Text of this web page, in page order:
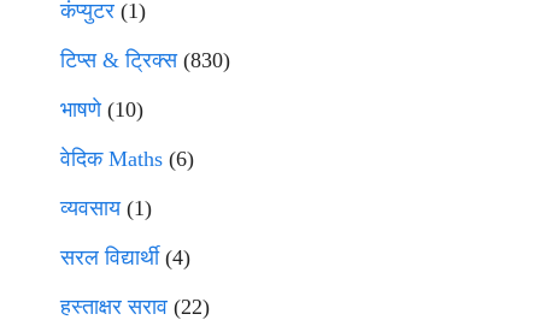
कंप्युटर (1)
टिप्स & ट्रिक्स(830)
भाषणे(10)
वेदिक Maths (6)
व्यवसाय(1)
सरल विद्यार्थी(4)
हस्ताक्षर सराव (22)